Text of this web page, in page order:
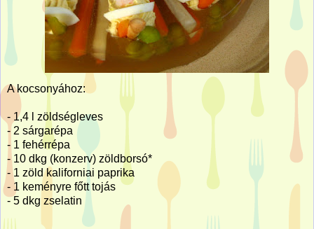
A kocsonyához:
- 1,4 l
zöldségleves
- 2 sárgarépa
- 1 fehérrépa
- 10 dkg (konzerv) zöldborsó*
- 1 zöld kaliforniai paprika
- 1 keményre főtt tojás
- 5 dkg zselatin